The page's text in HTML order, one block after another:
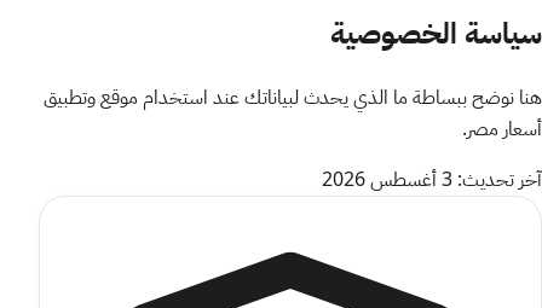
سياسة الخصوصية
هنا نوضح ببساطة ما الذي يحدث لبياناتك عند استخدام موقع وتطبيق
أسعار مصر.
آخر تحديث: 3 أغسطس 2026